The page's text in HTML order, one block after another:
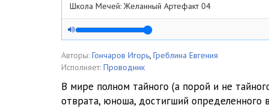
Школа Мечей: Желанный Артефакт 04
Школа Мечей: Желанный Артефакт 05
Школа Мечей: Желанный Артефакт 06
Школа Мечей: Желанный Артефакт 08
Авторы: Гончаров Игорь, Греблина Евгения
Исполняет: Проводник
В мире полном тайного (а порой и не
отврата, юноша, достигший определенного